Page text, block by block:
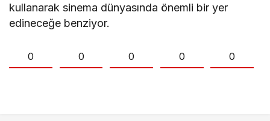
kullanarak sinema dünyasında önemli bir yer
edineceğe benziyor.
0 0 0 0 0